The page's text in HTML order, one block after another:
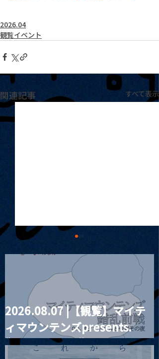
2026.04
観覧イベント
関連記事 すべて表示
MoonRomantic
Channel1周年記念Live
2026.08.07 |【観覧】マイテ
ィマウンテンズpresents.
“HALL-IN-ONE”